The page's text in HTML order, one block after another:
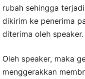
rubah sehingga
dikirim ke penerima
diterima oleh speaker.
Oleh speaker, maka
menggerakkan